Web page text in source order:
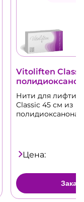
Vitoliften
полидиоксанон
Нити для
Classic 45 см из
полидиоксанона
Цена: